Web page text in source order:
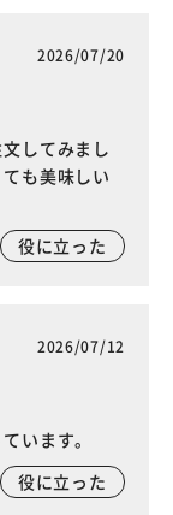
2026/07/20
してみまし
も美味しい
役に立った
2026/07/12
います。
役に立った